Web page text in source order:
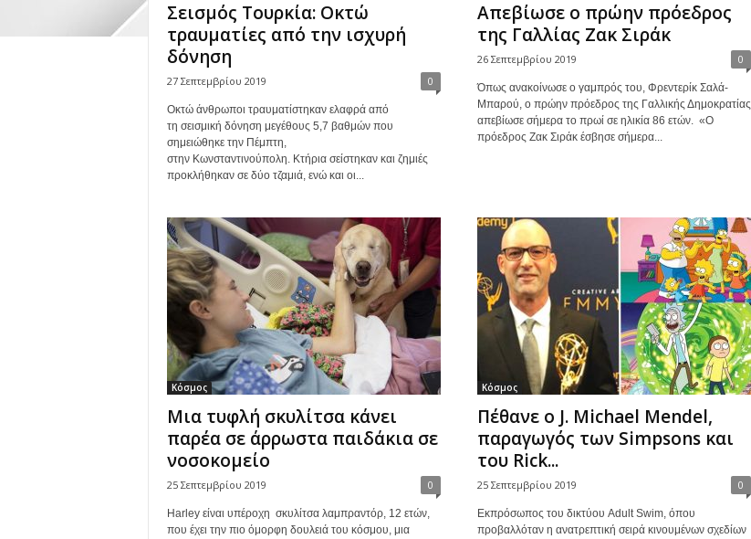
Σεισμός Τουρκία: Οκτώ
τραυματίες από την ισχυρή
δόνηση
27 Σεπτεμβρίου 2019 0
Οκτώ άνθρωποι τραυματίστηκαν ελαφρά από
τη σεισμική δόνηση μεγέθους 5,7 βαθμών που
σημειώθηκε την Πέμπτη,
στην Κωνσταντινούπολη. Κτήρια σείστηκαν και ζημιές
προκλήθηκαν σε δύο τζαμιά, ενώ και οι...
Απεβίωσε ο πρώην πρόεδρος
της Γαλλίας Ζακ Σιράκ
26 Σεπτεμβρίου 2019 0
Όπως ανακοίνωσε ο γαμπρός του, Φρεντερίκ Σαλά-
Μπαρού, ο πρώην πρόεδρος της Γαλλικής Δημοκρατίας
απεβίωσε σήμερα το πρωί σε ηλικία 86 ετών. «Ο
πρόεδρος Ζακ Σιράκ έσβησε σήμερα...
Κόσμος
Μια τυφλή σκυλίτσα κάνει
παρέα σε άρρωστα παιδάκια σε
νοσοκομείο
25 Σεπτεμβρίου 2019 0
Harley είναι υπέροχη σκυλίτσα λαμπραντόρ, 12 ετών,
που έχει την πιο όμορφη δουλειά του κόσμου, μια
Κόσμος
Πέθανε ο J. Michael Mendel,
παραγωγός των Simpsons και
του Rick...
25 Σεπτεμβρίου 2019 0
Εκπρόσωπος του δικτύου Adult Swim, όπου
προβαλλόταν η ανατρεπτική σειρά κινουμένων σχεδίων